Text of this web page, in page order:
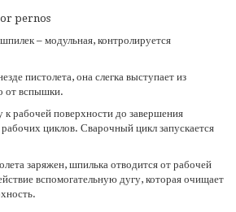
– модульная, контролируется
пистолета, она слегка выступает из
от вспышки.
рабочей поверхности до завершения
циклов. Сварочный цикл запускается
заряжен, шпилька отводится от рабочей
вспомогательную дугу, которая очищает